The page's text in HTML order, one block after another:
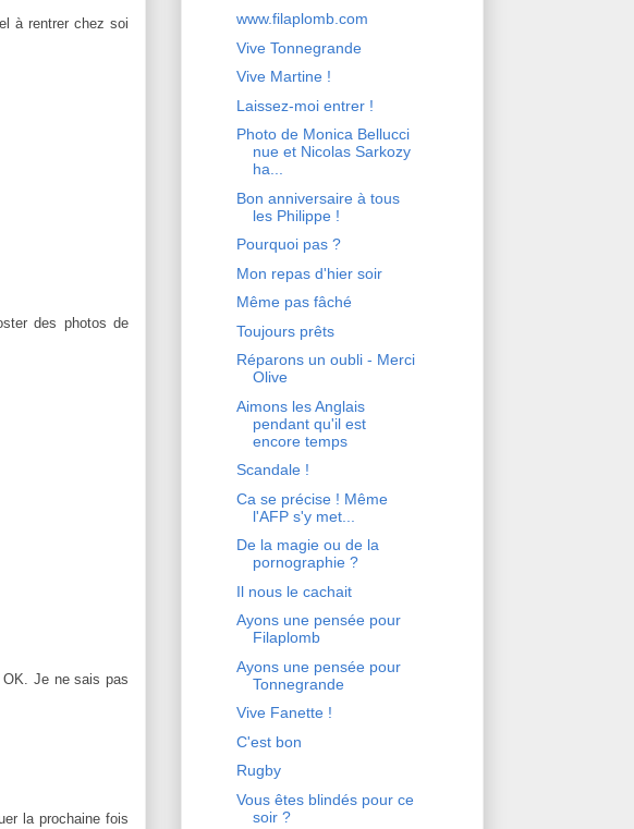
à rentrer chez soi
des photos de
Je ne sais pas
la prochaine fois
www.filaplomb.com
Vive Tonnegrande
Vive Martine !
Laissez-moi entrer !
Photo de Monica Bellucci
nue et Nicolas Sarkozy
ha...
Bon anniversaire à tous
les Philippe !
Pourquoi pas ?
Mon repas d'hier soir
Même pas fâché
Toujours prêts
Réparons un oubli - Merci
Olive
Aimons les Anglais
pendant qu'il est
encore temps
Scandale !
Ca se précise ! Même
l'AFP s'y met...
De la magie ou de la
pornographie ?
Il nous le cachait
Ayons une pensée pour
Filaplomb
Ayons une pensée pour
Tonnegrande
Vive Fanette !
C'est bon
Rugby
Vous êtes blindés pour ce
soir ?